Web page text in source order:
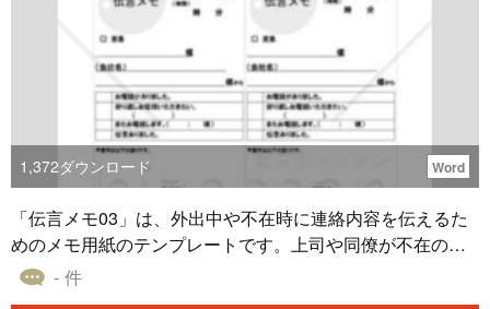
1,372ダウンロード Word
「伝言メモ03」は、外出中や不在時に連絡内容を伝えるた
めのメモ用紙のテンプレートです。上司や同僚が不在の際
に、重要な連絡事項を端的にまとめて伝えるための手段と
- 件